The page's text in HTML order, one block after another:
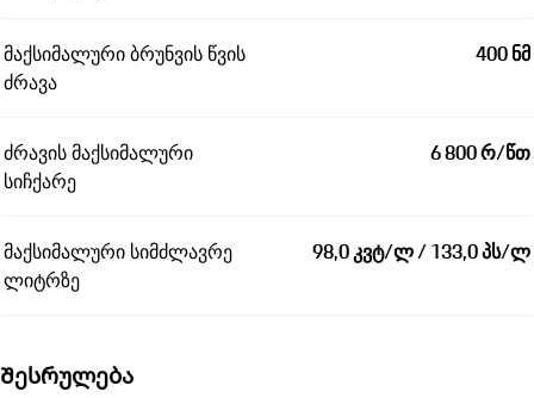
მაქსიმალური ბრუნვის წვის
ძრავა
400 ნმ
ძრავის მაქსიმალური
სიჩქარე
6 800 რ/წთ
მაქსიმალური სიმძლავრე
ლიტრზე
98,0 კვტ/ლ / 133,0 პს/ლ
Შესრულება